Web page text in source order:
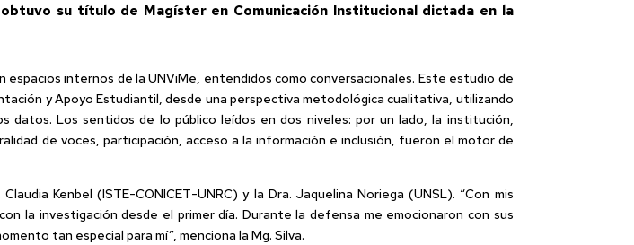
su título de Magíster en Comunicación Institucional dictada en la
internos de la UNViMe, entendidos como conversacionales. Este estudio de
y Apoyo Estudiantil, desde una perspectiva metodológica cualitativa, utilizando
Los sentidos de lo público leídos en dos niveles: por un lado, la institución,
de voces, participación, acceso a la información e inclusión, fueron el motor de
Kenbel (ISTE-CONICET-UNRC) y la Dra. Jaquelina Noriega (UNSL). “Con mis
la investigación desde el primer día. Durante la defensa me emocionaron con sus
tan especial para mí”, menciona la Mg. Silva.